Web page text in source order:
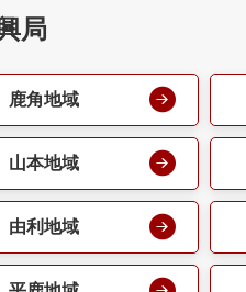
局
鹿角地域
山本地域
由利地域